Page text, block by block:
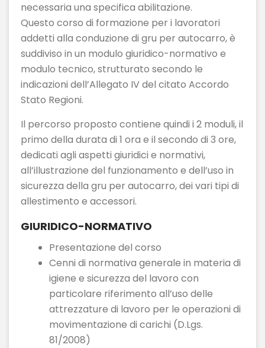
necessaria una specifica abilitazione.
Questo corso di formazione per i lavoratori
addetti alla conduzione di gru per autocarro, è
suddiviso in un modulo giuridico-normativo e
modulo tecnico, strutturato secondo le
indicazioni dell’Allegato IV del citato Accordo
Stato Regioni.
Il percorso proposto contiene quindi i 2 moduli, il
primo della durata di 1 ora e il secondo di 3 ore,
dedicati agli aspetti giuridici e normativi,
all’illustrazione del funzionamento e dell’uso in
sicurezza della gru per autocarro, dei vari tipi di
allestimento e accessori.
GIURIDICO-NORMATIVO
Presentazione del corso
Cenni di normativa generale in materia di
igiene e sicurezza del lavoro con
particolare riferimento all’uso delle
attrezzature di lavoro per le operazioni di
movimentazione di carichi (D.Lgs.
81/2008)